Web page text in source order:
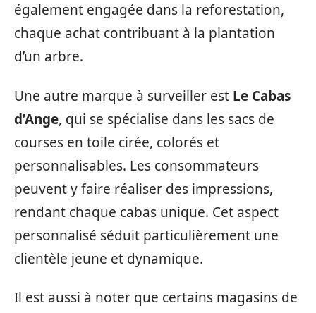
également engagée dans la reforestation,
chaque achat contribuant à la plantation
d’un arbre.
Une autre marque à surveiller est Le Cabas
d’Ange, qui se spécialise dans les sacs de
courses en toile cirée, colorés et
personnalisables. Les consommateurs
peuvent y faire réaliser des impressions,
rendant chaque cabas unique. Cet aspect
personnalisé séduit particulièrement une
clientèle jeune et dynamique.
Il est aussi à noter que certains magasins de